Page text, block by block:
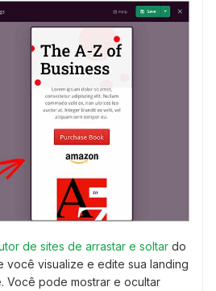
de sites de arrastar e soltar do
você visualize e edite sua landing
Você pode mostrar e ocultar